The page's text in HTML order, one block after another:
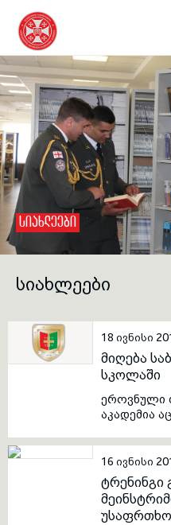
ᲡᲘᲐᲮᲚᲔᲔᲑᲘ
ᲡᲘᲐᲮᲚᲔᲔᲑᲘ
18 ივნისი
მიღება
სკოლაში
ეროვნული
აკადემია
საბუთების
აკადემიის
წლის 31
ჩათვლით.
16 ივნისი